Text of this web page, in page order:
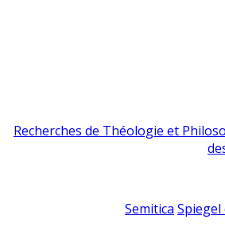
Recherches de Théologie et
Semitica